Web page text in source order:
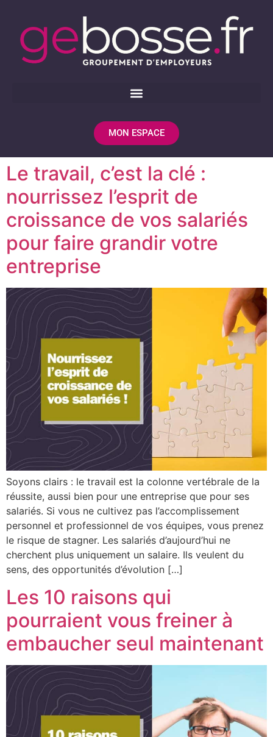
MON ESPACE
Le travail, c’est la clé :
nourrissez l’esprit de
croissance de vos salariés
pour faire grandir votre
entreprise
Soyons clairs : le travail est la colonne vertébrale de la
réussite, aussi bien pour une entreprise que pour ses
salariés. Si vous ne cultivez pas l’accomplissement
personnel et professionnel de vos équipes, vous prenez
le risque de stagner. Les salariés d’aujourd’hui ne
cherchent plus uniquement un salaire. Ils veulent du
sens, des opportunités d’évolution […]
Les 10 raisons qui
pourraient vous freiner à
embaucher seul maintenant